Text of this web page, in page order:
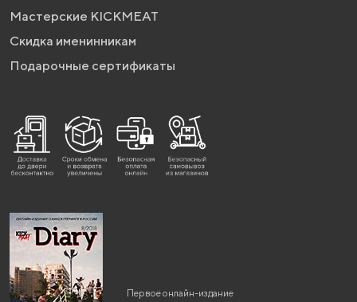
Мастерские KICKMEAT
Скидка именинникам
Подарочные сертификаты
Первое онлайн-издание